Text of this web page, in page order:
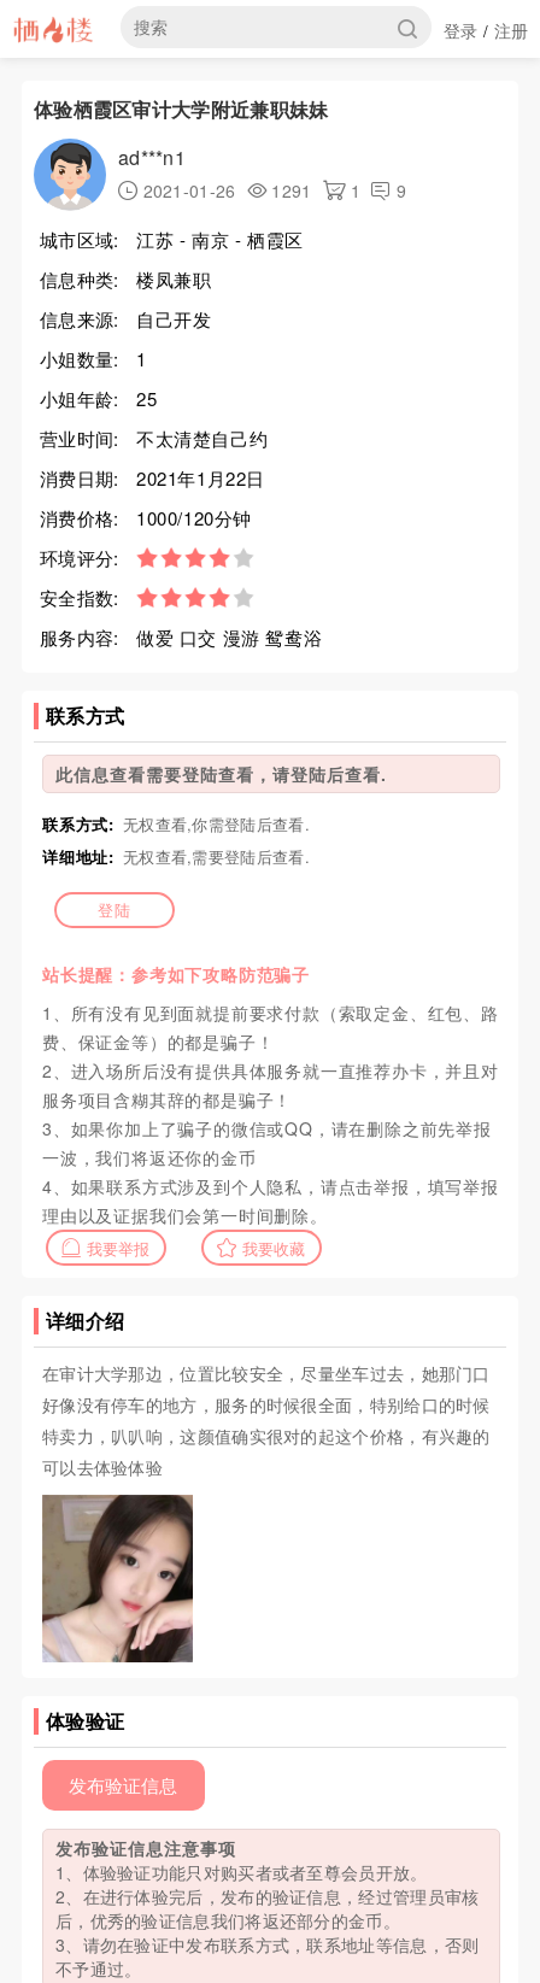
登录 / 注册
体验栖霞区审计大学附近兼职妹妹
ad***n1
2021-01-26 1291 1 9
城市区域:
江苏 - 南京 - 栖霞区
信息种类:
楼凤兼职
信息来源:
自己开发
小姐数量:
1
小姐年龄:
25
营业时间:
不太清楚自己约
消费日期:
2021年1月22日
消费价格:
1000/120分钟
环境评分:
安全指数:
服务内容:
做爱 口交 漫游 鸳鸯浴
联系方式
此信息查看需要登陆查看，请登陆后查看.
联系方式: 无权查看,你需登陆后查看.
详细地址: 无权查看,需要登陆后查看.
登陆
站长提醒：参考如下攻略防范骗子
1、所有没有见到面就提前要求付款（索取定金、红包、路
费、保证金等）的都是骗子！
2、进入场所后没有提供具体服务就一直推荐办卡，并且对
服务项目含糊其辞的都是骗子！
3、如果你加上了骗子的微信或QQ，请在删除之前先举报
一波，我们将返还你的金币
4、如果联系方式涉及到个人隐私，请点击举报，填写举报
理由以及证据我们会第一时间删除。
我要举报 我要收藏
详细介绍
在审计大学那边，位置比较安全，尽量坐车过去，她那门口
好像没有停车的地方，服务的时候很全面，特别给口的时候
特卖力，叭叭响，这颜值确实很对的起这个价格，有兴趣的
可以去体验体验
体验验证
发布验证信息
发布验证信息注意事项
1、体验验证功能只对购买者或者至尊会员开放。
2、在进行体验完后，发布的验证信息，经过管理员审核
后，优秀的验证信息我们将返还部分的金币。
3、请勿在验证中发布联系方式，联系地址等信息，否则
不予通过。